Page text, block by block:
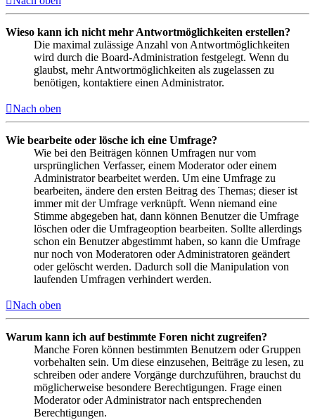
Wieso kann ich nicht mehr Antwortmöglichkeiten erstellen?
Die maximal zulässige Anzahl von Antwortmöglichkeiten
wird durch die Board-Administration festgelegt. Wenn du
glaubst, mehr Antwortmöglichkeiten als zugelassen zu
benötigen, kontaktiere einen Administrator.
Nach oben
Wie bearbeite oder lösche ich eine Umfrage?
Wie bei den Beiträgen können Umfragen nur vom
ursprünglichen Verfasser, einem Moderator oder einem
Administrator bearbeitet werden. Um eine Umfrage zu
bearbeiten, ändere den ersten Beitrag des Themas; dieser ist
immer mit der Umfrage verknüpft. Wenn niemand eine
Stimme abgegeben hat, dann können Benutzer die Umfrage
löschen oder die Umfrageoption bearbeiten. Sollte allerdings
schon ein Benutzer abgestimmt haben, so kann die Umfrage
nur noch von Moderatoren oder Administratoren geändert
oder gelöscht werden. Dadurch soll die Manipulation von
laufenden Umfragen verhindert werden.
Nach oben
Warum kann ich auf bestimmte Foren nicht zugreifen?
Manche Foren können bestimmten Benutzern oder Gruppen
vorbehalten sein. Um diese einzusehen, Beiträge zu lesen, zu
schreiben oder andere Vorgänge durchzuführen, brauchst du
möglicherweise besondere Berechtigungen. Frage einen
Moderator oder Administrator nach entsprechenden
Berechtigungen.